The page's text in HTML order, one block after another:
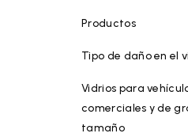
Productos
Tipo de daño en el
Vidrios para
comerciales y de
tamaño